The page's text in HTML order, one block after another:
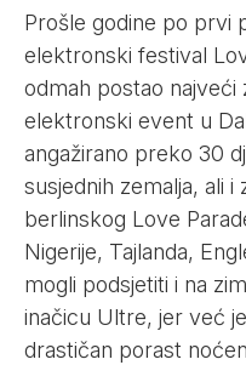
Prošle godine po prvi
elektronski festival
odmah postao najveći
elektronski event u
angažirano preko 30
susjednih zemalja, ali
berlinskog Love
Nigerije, Tajlanda,
mogli podsjetiti i na
inačicu Ultre, jer već
drastičan porast